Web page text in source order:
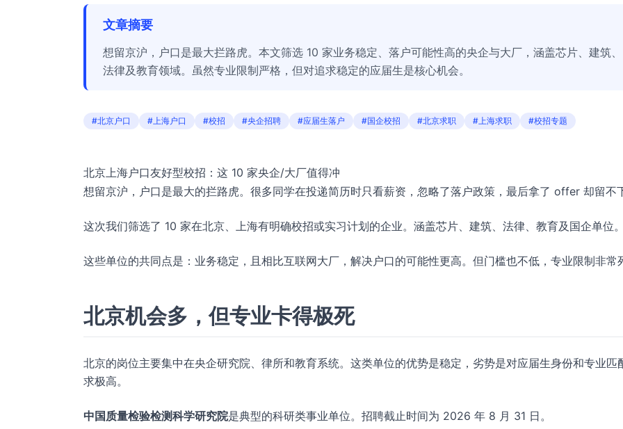
文章摘要
想留京沪，户口是最大拦路虎。本文筛选 10 家业务稳定、落户可能性高的央企与大厂，涵盖芯片、建筑、
法律及教育领域。虽然专业限制严格，但对追求稳定的应届生是核心机会。
#北京户口 #上海户口 #校招 #央企招聘 #应届生落户 #国企校招 #北京求职 #上海求职 #校招专题
北京上海户口友好型校招：这 10 家央企/大厂值得冲
想留京沪，户口是最大的拦路虎。很多同学在投递简历时只看薪资，忽略了落户政策，最后拿了 offer 却留不
这次我们筛选了 10 家在北京、上海有明确校招或实习计划的企业。涵盖芯片、建筑、法律、教育及国企单位。
这些单位的共同点是：业务稳定，且相比互联网大厂，解决户口的可能性更高。但门槛也不低，专业限制非常
北京机会多，但专业卡得极死
北京的岗位主要集中在央企研究院、律所和教育系统。这类单位的优势是稳定，劣势是对应届生身份和专业匹
求极高。
中国质量检验检测科学研究院是典型的科研类事业单位。招聘截止时间为 2026 年 8 月 31 日。